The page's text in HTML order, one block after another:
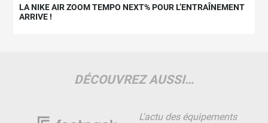
LA NIKE AIR ZOOM TEMPO NEXT% POUR L’ENTRAÎNEMENT
ARRIVE !
DÉCOUVREZ AUSSI…
L'actu des équipements